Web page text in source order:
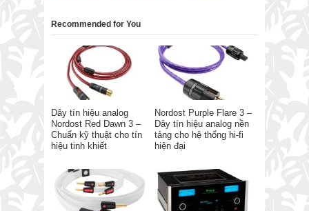
Recommended for You
Dây tín hiệu analog
Nordost Red Dawn 3 –
Chuẩn kỹ thuật cho tín
hiệu tinh khiết
Nordost Purple Flare 3 –
Dây tín hiệu analog nền
tảng cho hệ thống hi-fi
hiện đại